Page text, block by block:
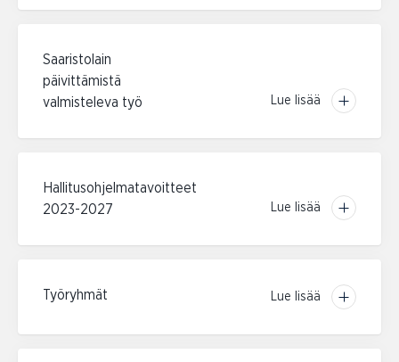
Saaristolain
päivittämistä
valmisteleva työ
Lue lisää
Hallitusohjelmatavoitteet
2023-2027
Lue lisää
Työryhmät Lue lisää